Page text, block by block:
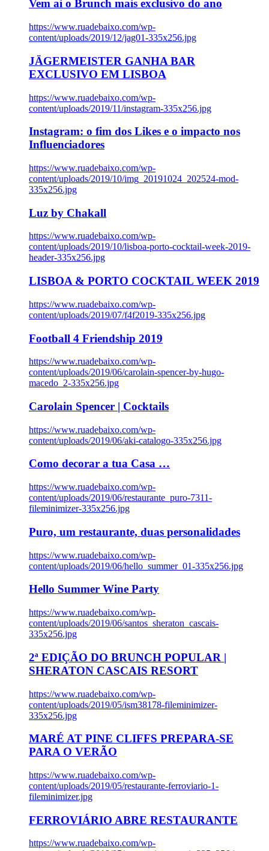
Vem ai o Brunch mais exclusivo do ano
https://www.ruadebaixo.com/wp-
content/uploads/2019/12/jag01-335x256.jpg
JÄGERMEISTER GANHA BAR
EXCLUSIVO EM LISBOA
https://www.ruadebaixo.com/wp-
content/uploads/2019/11/instagram-335x256.jpg
Instagram: o fim dos Likes e o impacto nos
Influenciadores
https://www.ruadebaixo.com/wp-
content/uploads/2019/10/img_20191024_202524-mod-
335x256.jpg
Luz by Chakall
https://www.ruadebaixo.com/wp-
content/uploads/2019/10/lisboa-porto-cocktail-week-2019-
header-335x256.jpg
LISBOA & PORTO COCKTAIL WEEK 2019
https://www.ruadebaixo.com/wp-
content/uploads/2019/07/f4f2019-335x256.jpg
Football 4 Friendship 2019
https://www.ruadebaixo.com/wp-
content/uploads/2019/06/carolain-spencer-by-hugo-
macedo_2-335x256.jpg
Carolain Spencer | Cocktails
https://www.ruadebaixo.com/wp-
content/uploads/2019/06/aki-catalogo-335x256.jpg
Como decorar a tua Casa …
https://www.ruadebaixo.com/wp-
content/uploads/2019/06/restaurante_puro-7311-
fileminimizer-335x256.jpg
Puro, um restaurante, duas personalidades
https://www.ruadebaixo.com/wp-
content/uploads/2019/06/hello_summer_01-335x256.jpg
Hello Summer Wine Party
https://www.ruadebaixo.com/wp-
content/uploads/2019/06/santos_sheraton_cascais-
335x256.jpg
2ª EDIÇÃO DO BRUNCH POPULAR |
SHERATON CASCAIS RESORT
https://www.ruadebaixo.com/wp-
content/uploads/2019/05/ism38178-fileminimizer-
335x256.jpg
MARÉ AT PINE CLIFFS PREPARA-SE
PARA O VERÃO
https://www.ruadebaixo.com/wp-
content/uploads/2019/05/restaurante-ferroviario-1-
fileminimizer.jpg
FERROVIÁRIO ABRE RESTAURANTE
https://www.ruadebaixo.com/wp-